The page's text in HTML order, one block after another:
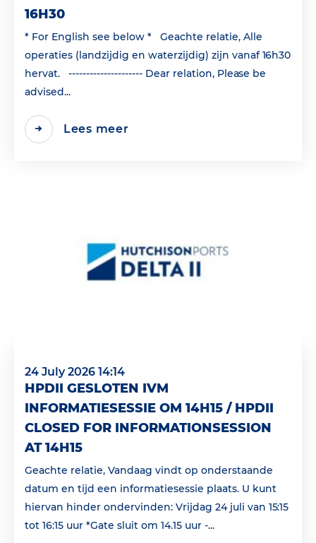
16H30
* For English see below * Geachte relatie, Alle
operaties (landzijdig en waterzijdig) zijn vanaf 16h30
hervat. --------------------- Dear relation, Please be
advised...
Lees meer
24 July 2026 14:14
HPDII GESLOTEN IVM
INFORMATIESESSIE OM 14H15 / HPDII
CLOSED FOR INFORMATIONSESSION
AT 14H15
Geachte relatie, Vandaag vindt op onderstaande
datum en tijd een informatiesessie plaats. U kunt
hiervan hinder ondervinden: Vrijdag 24 juli van 15:15
tot 16:15 uur *Gate sluit om 14.15 uur -...